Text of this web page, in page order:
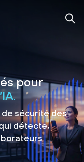
pour
de sécuritédes
détecte,